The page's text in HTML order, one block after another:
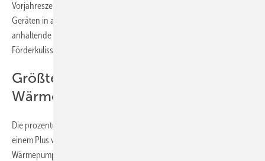
Vorjahreszeitraum in den Verkehr gebracht. Dies entspricht 807 500
Geräten in absoluten Zahlen. Als wesentlichen Treiber für die
anhaltende positive Entwicklung sieht der BDH die attraktive
Förderkulisse.
Größtes Wachstum bei
Wärmepumpen
Die prozentual am stärksten wachsende Produktgruppe bleibt mit
einem Plus von 42 % gegenüber dem Vorjahreszeitraum die
Wärmepumpe. Dieser Positivtrend dürfte sich auch künftig fortsetzen.